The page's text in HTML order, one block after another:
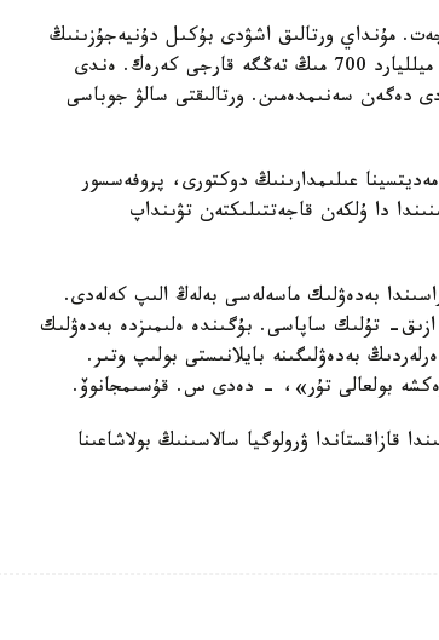
مۇنداي ورتالىق اشۋدى بۇكىل دۇنيەجۇزىنىڭ
ماماندارى قولداپ، قۋاتتاپ وتىر. جاڭا ورتالىقتىڭ قۇرىلىسىنا 5 ميلليارد 700 مىڭ تەڭگە قارجى كەرەك. ەندى
دەگەن سەنىمدەمىن. ورتالىقتى سالۋ جوباسى
عىلىمدارىنىڭ دوكتورى، پروفەسسور
دا ۇلكەن قاجەتتىلىكتەن تۋىنداپ
بەدەۋلىك ماسەلەسى بەلەڭ الىپ كەلەدى.
تۇلىك ساپاسى. بۇگىندە ەلىمىزدە بەدەۋلىك
بەدەۋلىگىنە بايلانىستى بولىپ وتىر.
بولعالى تۇر»، - دەدى س. قۇسىمجانوۆ.
ۋرولوگيا سالاسىنىڭ بولاشاعىنا